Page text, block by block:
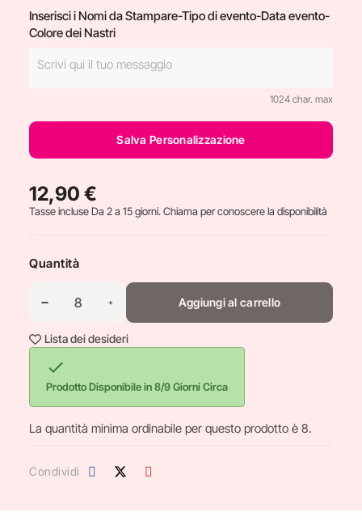
Inserisci i Nomi da Stampare-Tipo di evento-Data evento-
Colore dei Nastri
1024 char. max
Salva Personalizzazione
12,90 €
Tasse incluseDa 2 a 15 giorni. Chiama per conoscere la disponibilità
Quantità
Aggiungi al carrello
Lista dei desideri

Prodotto Disponibile in 8/9 Giorni Circa
La quantità minima ordinabile per questo prodotto è 8.
Condividi